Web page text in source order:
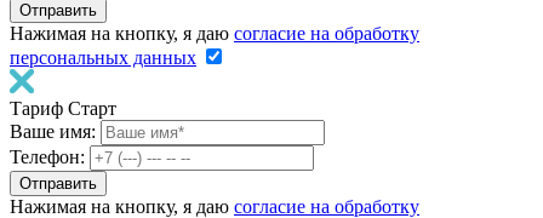
Нажимая на кнопку, я даю согласие на обработку
персональных данных
Тариф Старт
Ваше имя:
Телефон:
Нажимая на кнопку, я даю согласие на обработку